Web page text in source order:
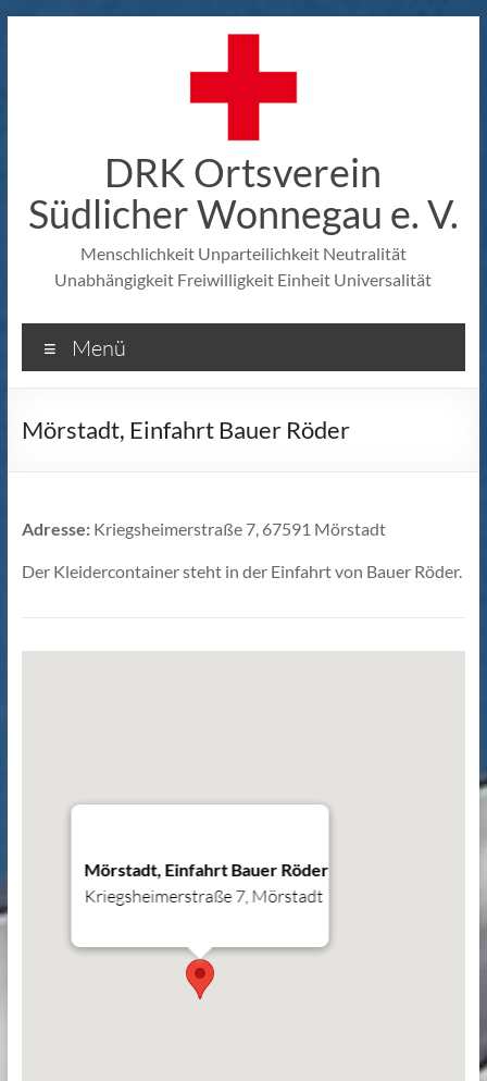
DRK Ortsverein
Südlicher Wonnegau e. V.
Menschlichkeit Unparteilichkeit Neutralität
Unabhängigkeit Freiwilligkeit Einheit Universalität
Menü
Mörstadt, Einfahrt Bauer Röder
Adresse:Kriegsheimerstraße 7, 67591 Mörstadt
Der Kleidercontainer steht in der Einfahrt von Bauer Röder.
Mörstadt, Einfahrt Bauer Röder
Kriegsheimerstraße 7, Mörstadt